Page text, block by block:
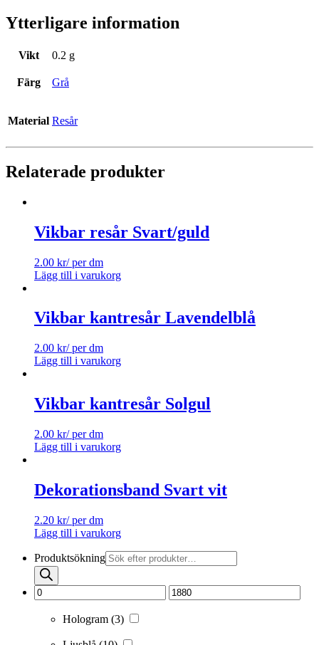
Ytterligare information
Vikt 0.2 g
Färg Grå
Material Resår
Relaterade produkter
Vikbar resår Svart/guld
2.00 kr/ per dm
Lägg till i varukorg
Vikbar kantresår Lavendelblå
2.00 kr/ per dm
Lägg till i varukorg
Vikbar kantresår Solgul
2.00 kr/ per dm
Lägg till i varukorg
Dekorationsband Svart vit
2.20 kr/ per dm
Lägg till i varukorg
Produktsökning
Hologram (3)